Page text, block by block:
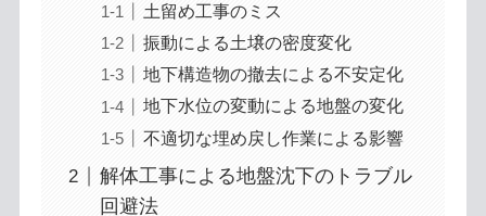
土留め工事のミス
振動による土壌の密度変化
地下構造物の撤去による不安定化
地下水位の変動による地盤の変化
不適切な埋め戻し作業による影響
解体工事による地盤沈下のトラブル
回避法